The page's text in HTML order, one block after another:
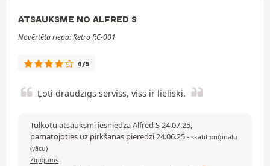
ATSAUKSME NO ALFRED S
Novērtēta riepa: Retro RC-001
4/5
Ļoti draudzīgs serviss, viss ir lieliski.
Tulkotu atsauksmi iesniedza Alfred S 24.07.25,
pamatojoties uz pirkšanas pieredzi 24.06.25- skatīt oriģinālu
(vācu)
Ziņojums